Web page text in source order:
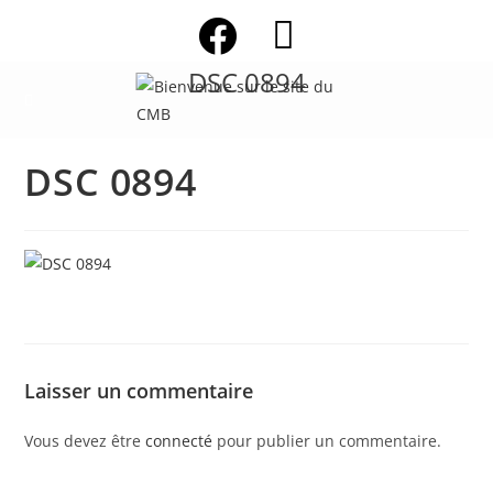
DSC 0894
DSC 0894
Laisser un commentaire
Vous devez êtreconnecté pour publier un commentaire.